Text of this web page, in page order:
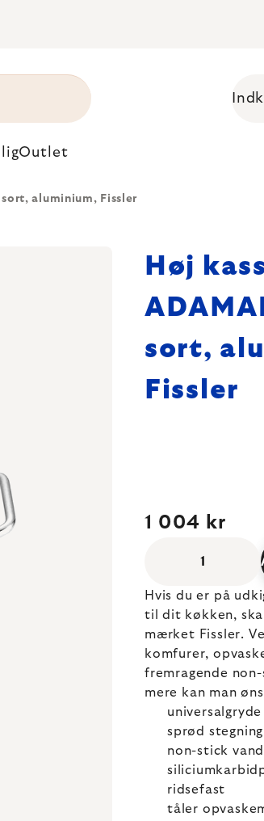
Outlet
aluminium, Fissler
Høj
sort,
Fissler
1 004 kr
Hvis du er på
til dit køkken,
mærket Fissler.
komfurer,
fremragende
mere kan man
sprød stegning
non-stick
ridsefast
tåler